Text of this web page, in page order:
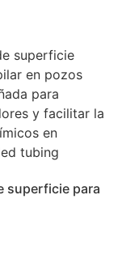
superficie para